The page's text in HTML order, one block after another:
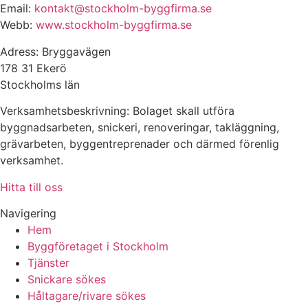
Email: kontakt@stockholm-byggfirma.se
Webb: www.stockholm-byggfirma.se
Adress: Bryggavägen
178 31 Ekerö
Stockholms län
Verksamhetsbeskrivning: Bolaget skall utföra
byggnadsarbeten, snickeri, renoveringar, takläggning,
grävarbeten, byggentreprenader och därmed förenlig
verksamhet.
Hitta till oss
Navigering
Hem
Byggföretaget i Stockholm
Tjänster
Snickare sökes
Håltagare/rivare sökes